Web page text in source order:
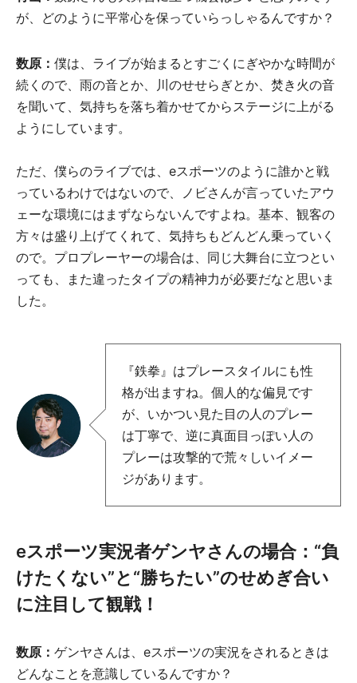
が、どのように平常心を保っていらっしゃるんですか？
数原： 僕は、ライブが始まるとすごくにぎやかな時間が
続くので、雨の音とか、川のせせらぎとか、焚き火の音
を聞いて、気持ちを落ち着かせてからステージに上がる
ようにしています。
ただ、僕らのライブでは、eスポーツのように誰かと戦
っているわけではないので、ノビさんが言っていたアウ
ェーな環境にはまずならないんですよね。基本、観客の
方々は盛り上げてくれて、気持ちもどんどん乗っていく
ので。プロプレーヤーの場合は、同じ大舞台に立つとい
っても、また違ったタイプの精神力が必要だなと思いま
した。
『鉄拳』はプレースタイルにも性
格が出ますね。個人的な偏見です
が、いかつい見た目の人のプレー
は丁寧で、逆に真面目っぽい人の
プレーは攻撃的で荒々しいイメー
ジがあります。
eスポーツ実況者ゲンヤさんの場合：“負
けたくない”と“勝ちたい”のせめぎ合い
に注目して観戦！
数原： ゲンヤさんは、eスポーツの実況をされるときは
どんなことを意識しているんですか？